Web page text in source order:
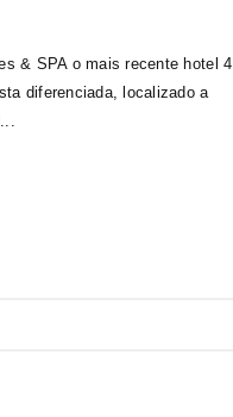
& SPA o mais recente hotel 4
diferenciada, localizado a